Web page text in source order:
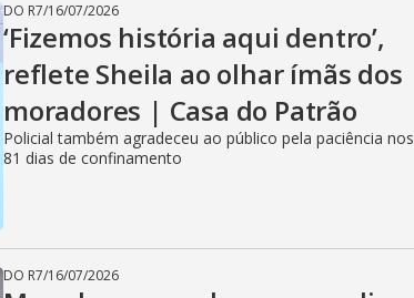
DO R7/16/07/2026
‘Fizemos história aqui dentro’,
reflete Sheila ao olhar ímãs dos
moradores | Casa do Patrão
Policial também agradeceu ao público pela paciência nos
81 dias de confinamento
DO R7/16/07/2026